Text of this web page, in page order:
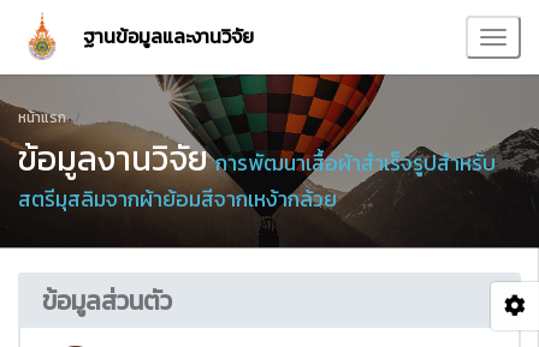
ฐานข้อมูลและงานวิจัย
หน้าแรก
ข้อมูลงานวิจัยการพัฒนาเสื้อผ้าสำเร็จรูปสำหรับ
สตรีมุสลิมจากผ้าย้อมสีจากเหง้ากล้วย
ข้อมูลส่วนตัว